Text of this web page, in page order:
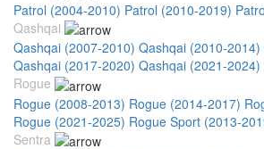
Patrol (2004-2010) Patrol (2010-2019)
Qashqai
Qashqai (2007-2010) Qashqai (2010-2014)
Qashqai (2017-2020) Qashqai (2021-2024)
Rogue
Rogue (2008-2013) Rogue (2014-2017)
Rogue (2021-2025) Rogue Sport (2013-
Sentra